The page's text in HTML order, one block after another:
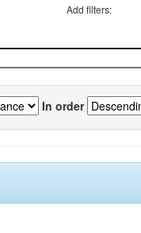
Add filters:
In order